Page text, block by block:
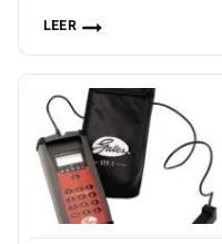
LEER